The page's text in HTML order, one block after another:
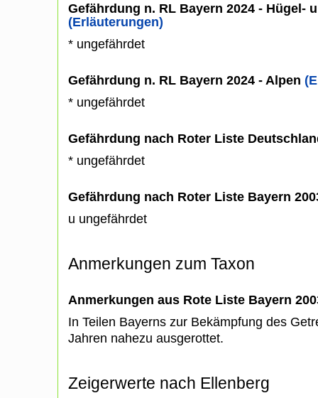
Gefährdung n. RL Bayern 2024 - Hügel-
(Erläuterungen)
* ungefährdet
Gefährdung n. RL Bayern 2024 - Alpen
* ungefährdet
Gefährdung nach Roter Liste
* ungefährdet
Gefährdung nach Roter Liste Bayern
u ungefährdet
Anmerkungen zum Taxon
Anmerkungen aus Rote Liste Bayern
In Teilen Bayerns zur Bekämpfung des
Jahren nahezu ausgerottet.
Zeigerwerte nach Ellenberg